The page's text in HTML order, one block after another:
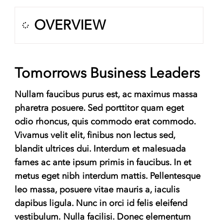
OVERVIEW
Tomorrows Business Leaders
Nullam faucibus purus est, ac maximus massa
pharetra posuere. Sed porttitor quam eget
odio rhoncus, quis commodo erat commodo.
Vivamus velit elit, finibus non lectus sed,
blandit ultrices dui. Interdum et malesuada
fames ac ante ipsum primis in faucibus. In et
metus eget nibh interdum mattis. Pellentesque
leo massa, posuere vitae mauris a, iaculis
dapibus ligula. Nunc in orci id felis eleifend
vestibulum. Nulla facilisi. Donec elementum